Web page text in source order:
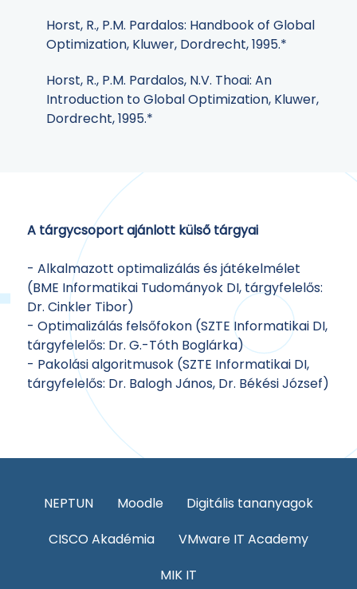
Horst, R., P.M. Pardalos: Handbook of Global
Optimization, Kluwer, Dordrecht, 1995.*
Horst, R., P.M. Pardalos, N.V. Thoai: An
Introduction to Global Optimization, Kluwer,
Dordrecht, 1995.*
A tárgycsoport ajánlott külső tárgyai
- Alkalmazott optimalizálás és játékelmélet
(BME Informatikai Tudományok DI, tárgyfelelős:
Dr. Cinkler Tibor)
- Optimalizálás felsőfokon (SZTE Informatikai DI,
tárgyfelelős: Dr. G.-Tóth Boglárka)
- Pakolási algoritmusok (SZTE Informatikai DI,
tárgyfelelős: Dr. Balogh János, Dr. Békési József)
NEPTUN Moodle
Digitális tananyagok
CISCO Akadémia
VMware IT Academy
MIK IT